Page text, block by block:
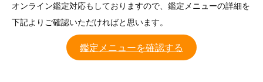
オンライン鑑定対応もしておりますので、鑑定メニューの詳細を
下記よりご確認いただければと思います。
鑑定メニューを確認する